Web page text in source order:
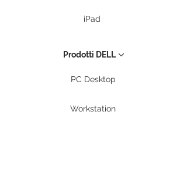
iPad
Prodotti DELL
PC Desktop
Workstation